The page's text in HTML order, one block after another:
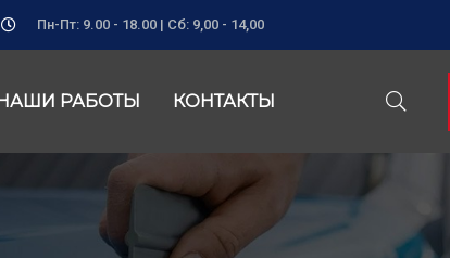
Пн-Пт: 9.00 - 18.00 | Сб: 9,00 - 14,00
РАБОТЫ КОНТАКТЫ